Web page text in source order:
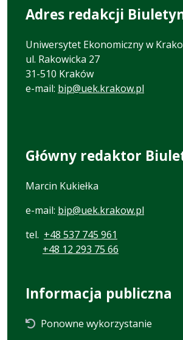
Adres redakcji
Uniwersytet Ekonomiczny w
ul. Rakowicka 27
31-510 Kraków
e-mail: bip@uek.krakow.pl
Główny redaktor
Marcin Kukiełka
e-mail: bip@uek.krakow.pl
tel. +48 537 745 961
+48 12 293 75 66
Informacja publiczna
Ponowne wykorzystanie